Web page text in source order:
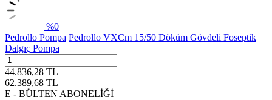
%0
Pedrollo Pompa Pedrollo VXCm 15/50 Döküm Gövdeli Foseptik
Dalgıç Pompa
44.836,28 TL
62.389,68 TL
E - BÜLTEN ABONELİĞİ